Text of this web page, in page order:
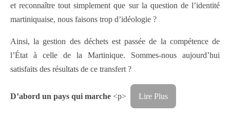
et reconnaître tout simplement que sur la question de l’identité
martiniquaise, nous faisons trop d’idéologie ?
Ainsi, la gestion des déchets est passée de la compétence de
l’État à celle de la Martinique. Sommes-nous aujourd’hui
satisfaits des résultats de ce transfert ?
D’abord un pays qui marche <p> Lire Plus